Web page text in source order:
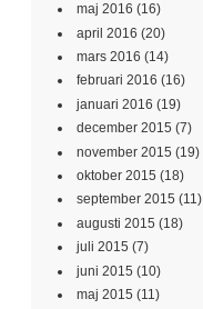
maj 2016 (16)
april 2016 (20)
mars 2016 (14)
februari 2016 (16)
januari 2016 (19)
december 2015 (7)
november 2015 (19)
oktober 2015 (18)
september 2015 (11)
augusti 2015 (18)
juli 2015 (7)
juni 2015 (10)
maj 2015 (11)